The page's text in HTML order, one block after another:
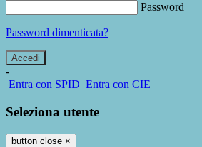
Password
Password dimenticata?
-
Entra con SPID Entra con CIE
Seleziona utente
button close ×